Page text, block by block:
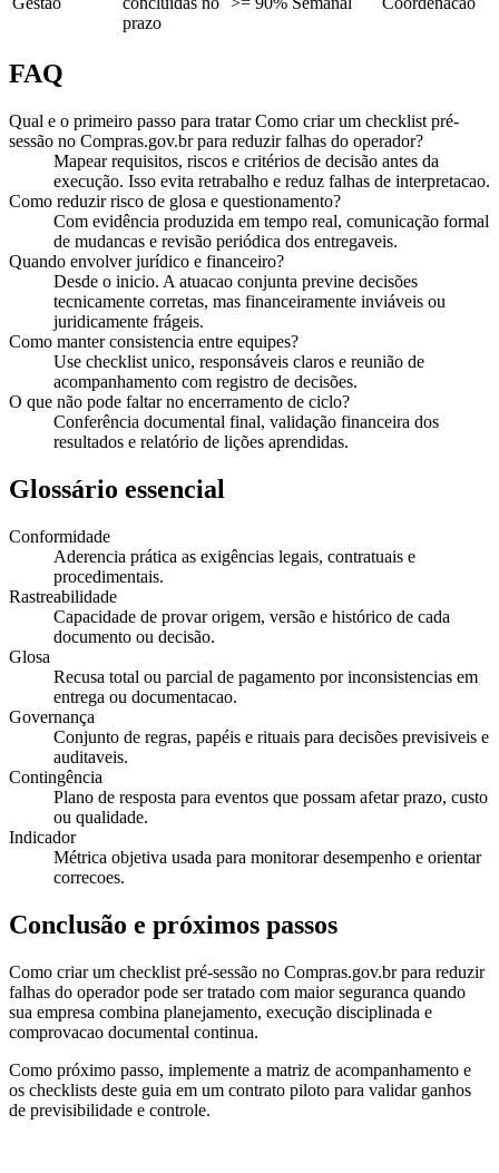
prazo
FAQ
Qual e o primeiro passo para tratar Como criar um checklist pré-
sessão no Compras.gov.br para reduzir falhas do operador?
Mapear requisitos, riscos e critérios de decisão antes da
execução. Isso evita retrabalho e reduz falhas de interpretacao.
Como reduzir risco de glosa e questionamento?
Com evidência produzida em tempo real, comunicação formal
de mudancas e revisão periódica dos entregaveis.
Quando envolver jurídico e financeiro?
Desde o inicio. A atuacao conjunta previne decisões
tecnicamente corretas, mas financeiramente inviáveis ou
juridicamente frágeis.
Como manter consistencia entre equipes?
Use checklist unico, responsáveis claros e reunião de
acompanhamento com registro de decisões.
O que não pode faltar no encerramento de ciclo?
Conferência documental final, validação financeira dos
resultados e relatório de lições aprendidas.
Glossário essencial
Conformidade
Aderencia prática as exigências legais, contratuais e
procedimentais.
Rastreabilidade
Capacidade de provar origem, versão e histórico de cada
documento ou decisão.
Glosa
Recusa total ou parcial de pagamento por inconsistencias em
entrega ou documentacao.
Governança
Conjunto de regras, papéis e rituais para decisões previsiveis e
auditaveis.
Contingência
Plano de resposta para eventos que possam afetar prazo, custo
ou qualidade.
Indicador
Métrica objetiva usada para monitorar desempenho e orientar
correcoes.
Conclusão e próximos passos
Como criar um checklist pré-sessão no Compras.gov.br para reduzir
falhas do operador pode ser tratado com maior seguranca quando
sua empresa combina planejamento, execução disciplinada e
comprovacao documental continua.
Como próximo passo, implemente a matriz de acompanhamento e
os checklists deste guia em um contrato piloto para validar ganhos
de previsibilidade e controle.